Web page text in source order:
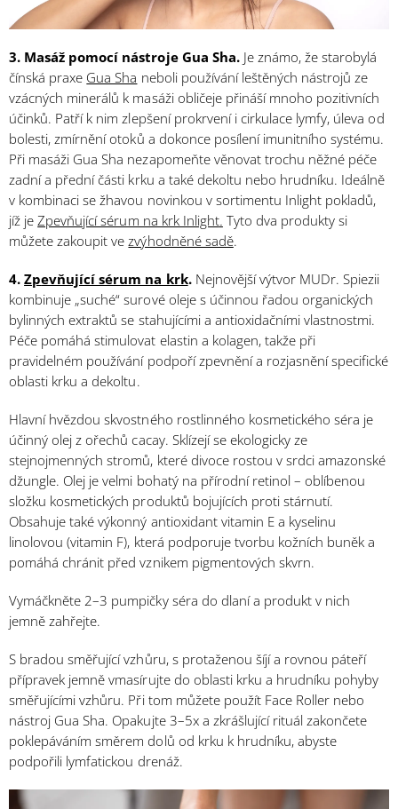
3. Masáž pomocí nástroje Gua Sha. Je známo, že starobylá
čínská praxe Gua Sha neboli používání leštěných nástrojů ze
vzácných minerálů k masáži obličeje přináší mnoho pozitivních
účinků. Patří k nim zlepšení prokrvení i cirkulace lymfy, úleva od
bolesti, zmírnění otoků a dokonce posílení imunitního systému.
Při masáži Gua Sha nezapomeňte věnovat trochu něžné péče
zadní a přední části krku a také dekoltu nebo hrudníku. Ideálně
v kombinaci se žhavou novinkou v sortimentu Inlight pokladů,
jíž jeZpevňující sérum na krk Inlight. Tyto dva produkty si
můžete zakoupit vezvýhodněné sadě.
4.Zpevňující sérum na krk. Nejnovější výtvor MUDr. Spiezii
kombinuje „suché“ surové oleje s účinnou řadou organických
bylinných extraktů se stahujícími a antioxidačními vlastnostmi.
Péče pomáhá stimulovat elastin a kolagen, takže při
pravidelném používání podpoří zpevnění a rozjasnění specifické
oblasti krku a dekoltu.
Hlavní hvězdou skvostného rostlinného kosmetického séra je
účinný olej z ořechů cacay. Sklízejí se ekologicky ze
stejnojmenných stromů, které divoce rostou v srdci amazonské
džungle. Olej je velmi bohatý na přírodní retinol – oblíbenou
složku kosmetických produktů bojujících proti stárnutí.
Obsahuje také výkonný antioxidant vitamin E a kyselinu
linolovou (vitamin F), která podporuje tvorbu kožních buněk a
pomáhá chránit před vznikem pigmentových skvrn.
Vymáčkněte 2–3 pumpičky séra do dlaní a produkt v nich
jemně zahřejte.
S bradou směřující vzhůru, s protaženou šíjí a rovnou páteří
přípravek jemně vmasírujte do oblasti krku a hrudníku pohyby
směřujícími vzhůru. Při tom můžete použít Face Roller nebo
nástroj Gua Sha. Opakujte 3–5x a zkrášlující rituál zakončete
poklepáváním směrem dolů od krku k hrudníku, abyste
podpořili lymfatickou drenáž.